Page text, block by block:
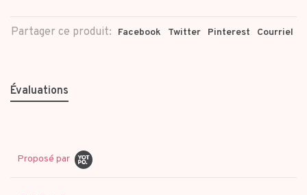
Partager ce produit: Facebook Twitter Pinterest Courriel
Évaluations
Proposé par